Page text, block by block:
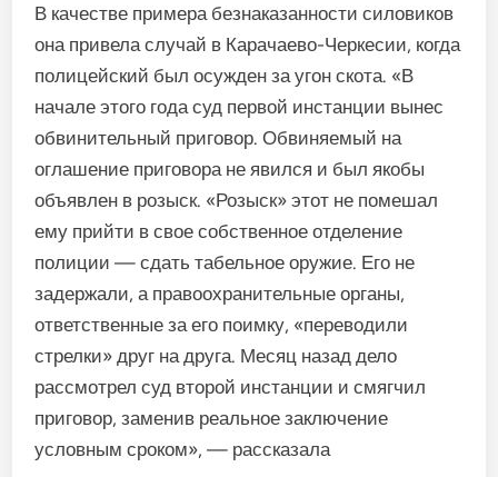
В качестве примера безнаказанности силовиков
она привела случай в Карачаево-Черкесии, когда
полицейский был осужден за угон скота. «В
начале этого года суд первой инстанции вынес
обвинительный приговор. Обвиняемый на
оглашение приговора не явился и был якобы
объявлен в розыск. «Розыск» этот не помешал
ему прийти в свое собственное отделение
полиции — сдать табельное оружие. Его не
задержали, а правоохранительные органы,
ответственные за его поимку, «переводили
стрелки» друг на друга. Месяц назад дело
рассмотрел суд второй инстанции и смягчил
приговор, заменив реальное заключение
условным сроком», — рассказала